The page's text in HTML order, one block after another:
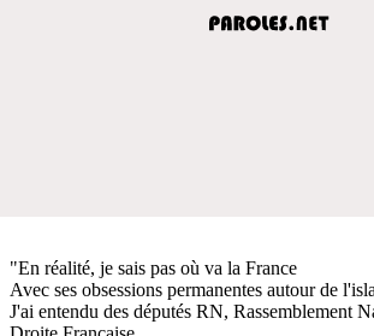
"En réalité, je sais pas où va la France
Avec ses obsessions permanentes autour de
J'ai entendu des députés RN, Rassemblement